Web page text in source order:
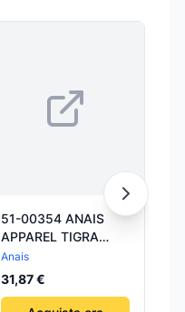
51-00354 ANAIS
APPAREL TIGRA
CHEMISE TAGLIA M
LINGERIE DRESS
ABITO SEXY
Anais
31,87 €